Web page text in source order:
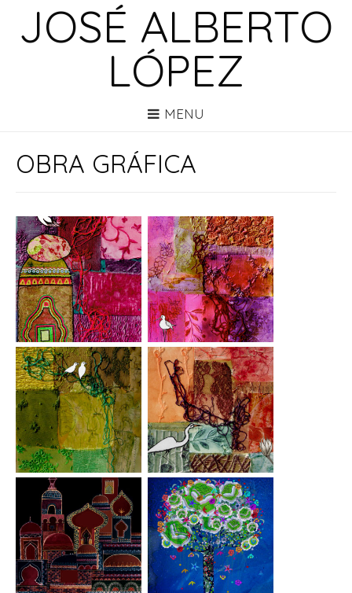
JOSÉ ALBERTO
LÓPEZ
MENU
OBRA GRÁFICA